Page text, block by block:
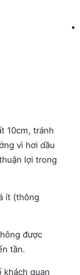
10cm, tránh
vì hơi dầu
lợi trong
ít (thông
được
tần.
khách quan